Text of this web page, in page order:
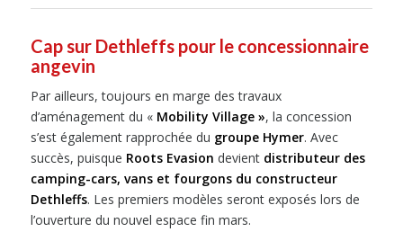
Cap sur Dethleffs pour le concessionnaire
angevin
Par ailleurs, toujours en marge des travaux
d’aménagement du «Mobility Village », la concession
s’est également rapprochée du groupe Hymer. Avec
succès, puisque Roots Evasion devient distributeur des
camping-cars, vans et fourgons du constructeur
Dethleffs. Les premiers modèles seront exposés lors de
l’ouverture du nouvel espace fin mars.